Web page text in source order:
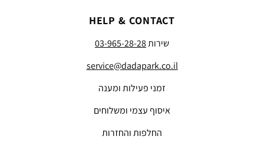
HELP & CONTACT
שירות03-965-28-28
service@dadapark.co.il
זמני פעילות ומענה
איסוף עצמי ומשלוחים
החלפות והחזרות